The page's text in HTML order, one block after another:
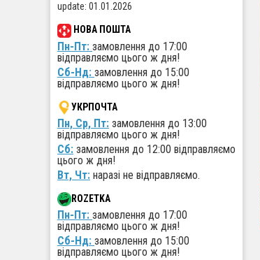
update: 01.01.2026
НОВА ПОШТА
Пн-Пт: замовлення до 17:00
відправляємо цього ж дня!
Сб-Нд: замовлення до 15:00
відправляємо цього ж дня!
УКРПОЧТА
Пн, Ср, Пт: замовлення до 13:00
відправляємо цього ж дня!
Сб: замовлення до 12:00 відправляємо
цього ж дня!
Вт, Чт: наразі не відправляємо.
ROZETKA
Пн-Пт: замовлення до 17:00
відправляємо цього ж дня!
Сб-Нд: замовлення до 15:00
відправляємо цього ж дня!